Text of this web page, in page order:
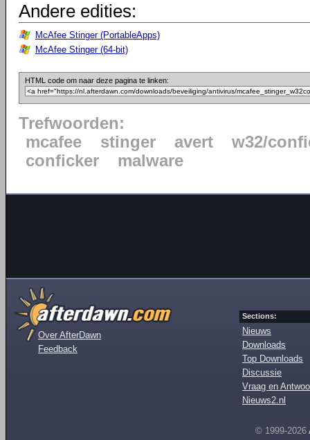
Andere edities:
McAfee Stinger (PortableApps)
McAfee Stinger (64-bit)
HTML code om naar deze pagina te linken:
Trefwoorden:
mcafee
stinger avert
w32/
conficker
malware
Over AfterDawn
Feedback
Sections:
Nieuws
Downloads
Top Downloads
Discussie
Vraag en
Nieuws2.nl
© 1999-2026